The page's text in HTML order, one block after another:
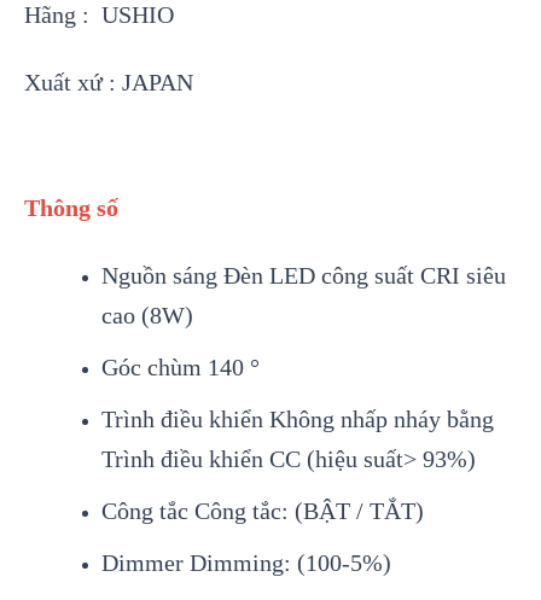
Hãng : USHIO
Xuất xứ : JAPAN
Thông số
Nguồn sáng Đèn LED công suất CRI siêu
cao (8W)
Góc chùm 140 °
Trình điều khiển Không nhấp nháy bằng
Trình điều khiển CC (hiệu suất> 93%)
Công tắc Công tắc: (BẬT / TẮT)
Dimmer Dimming: (100-5%)